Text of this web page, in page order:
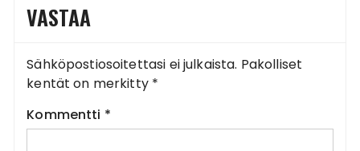
VASTAA
Sähköpostiosoitettasi ei julkaista. Pakolliset
kentät on merkitty *
Kommentti *